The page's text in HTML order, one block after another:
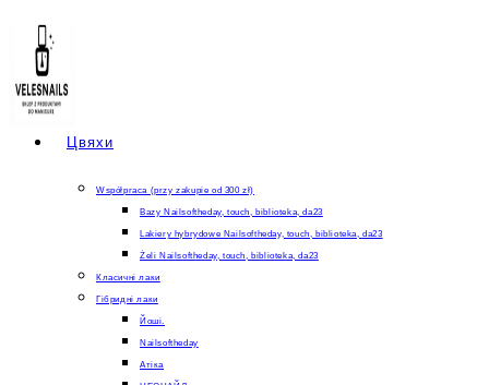
Цвяхи
Współpraca (przy zakupie od 300 zł)
Bazy Nailsoftheday, touch, biblioteka, da23
Lakiery hybrydowe Nailsoftheday, touch, biblioteka, da23
Żeli Nailsoftheday, touch, biblioteka, da23
Класичні лаки
Гібридні лаки
Йоші.
Nailsoftheday
Атіка